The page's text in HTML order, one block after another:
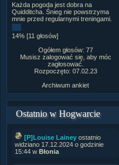
Każda pogoda jest dobra na
Quidditcha. Śnieg nie powstrzyma
mnie przed regularnymi treningami.
14% [11 głosów]
Ogółem głosów: 77
Musisz zalogować się, aby móc
zagłosować.
Rozpoczęto: 07.02.23
Archiwum ankiet
Ostatnio w Hogwarcie
[P]Louise Lainey ostatnio
widziano 17.12.2024 o godzinie
15:44 w Błonia